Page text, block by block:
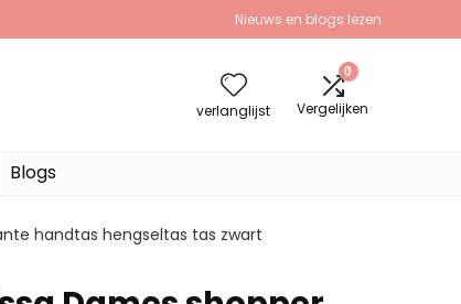
Nieuws en blogs lezen
verlanglijst
0
Vergelijken
Blogs
handtas hengseltas tas zwart